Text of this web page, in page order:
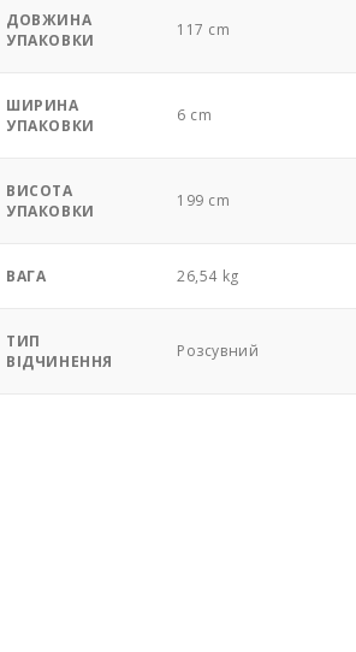
ДОВЖИНА
УПАКОВКИ
117 cm
ШИРИНА
УПАКОВКИ
6 cm
ВИСОТА
УПАКОВКИ
199 cm
ВАГА 26,54 kg
ТИП
ВІДЧИНЕННЯ
Розсувний